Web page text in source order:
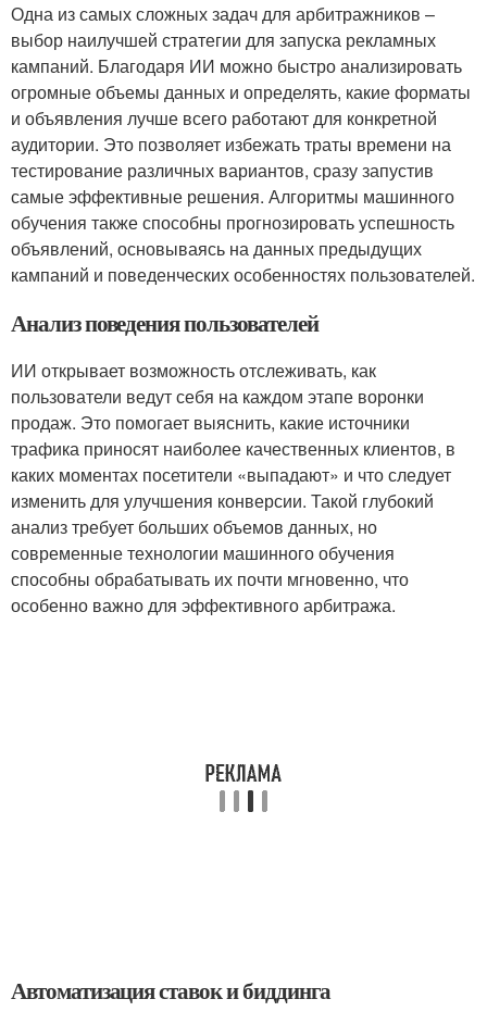
Одна из самых сложных задач для арбитражников –
выбор наилучшей стратегии для запуска рекламных
кампаний. Благодаря ИИ можно быстро анализировать
огромные объемы данных и определять, какие форматы
и объявления лучше всего работают для конкретной
аудитории. Это позволяет избежать траты времени на
тестирование различных вариантов, сразу запустив
самые эффективные решения. Алгоритмы машинного
обучения также способны прогнозировать успешность
объявлений, основываясь на данных предыдущих
кампаний и поведенческих особенностях пользователей.
Анализ поведения пользователей
ИИ открывает возможность отслеживать, как
пользователи ведут себя на каждом этапе воронки
продаж. Это помогает выяснить, какие источники
трафика приносят наиболее качественных клиентов, в
каких моментах посетители «выпадают» и что следует
изменить для улучшения конверсии. Такой глубокий
анализ требует больших объемов данных, но
современные технологии машинного обучения
способны обрабатывать их почти мгновенно, что
особенно важно для эффективного арбитража.
Автоматизация ставок и биддинга